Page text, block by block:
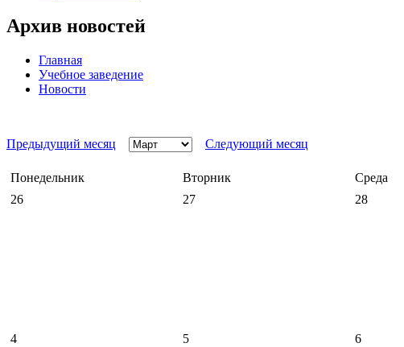
Архив новостей
Главная
Учебное заведение
Новости
Предыдущий месяц
Следующий месяц
Понедельник Вторник Среда
26
27 28
4
5 6